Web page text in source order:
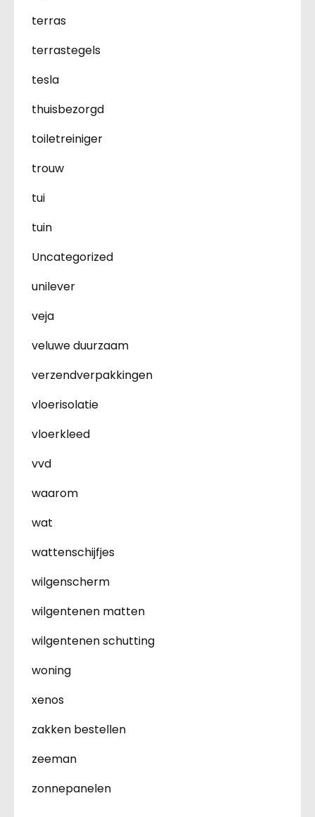
terras
terrastegels
tesla
thuisbezorgd
toiletreiniger
trouw
tui
tuin
Uncategorized
unilever
veja
veluwe duurzaam
verzendverpakkingen
vloerisolatie
vloerkleed
vvd
waarom
wat
wattenschijfjes
wilgenscherm
wilgentenen matten
wilgentenen schutting
woning
xenos
zakken bestellen
zeeman
zonnepanelen